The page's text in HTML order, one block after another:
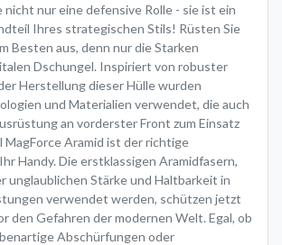
nicht nur eine defensive Rolle - sie ist ein
Ihres strategischen Stils! Rüsten Sie
Besten aus, denn nur die Starken
Dschungel. Inspiriert von robuster
Herstellung dieser Hülle wurden
und Materialien verwendet, die auch
an vorderster Front zum Einsatz
MagForce Aramid ist der richtige
Handy. Die erstklassigen Aramidfasern,
unglaublichen Stärke und Haltbarkeit in
verwendet werden, schützen jetzt
den Gefahren der modernen Welt. Egal, ob
Abschürfungen oder